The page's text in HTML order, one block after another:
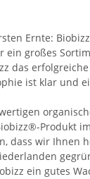
Ernte:
großes
das
ist klar
Produkt
dass wir Ihnen
ein gutes